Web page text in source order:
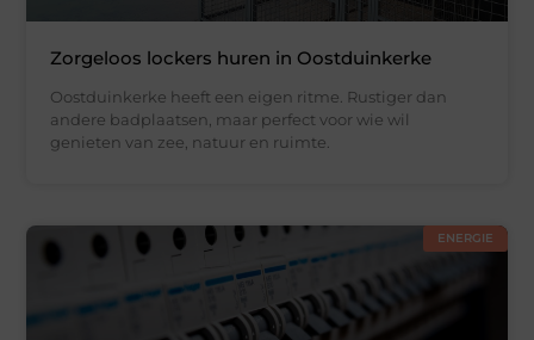
Zorgeloos lockers huren in Oostduinkerke
Oostduinkerke heeft een eigen ritme. Rustiger dan
andere badplaatsen, maar perfect voor wie wil
genieten van zee, natuur en ruimte.
ENERGIE